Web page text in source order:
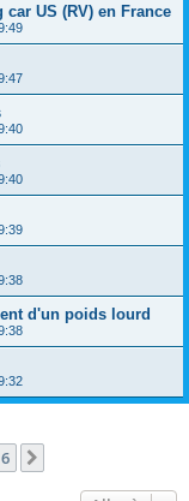
US (RV) en France
d'un poids lourd
6